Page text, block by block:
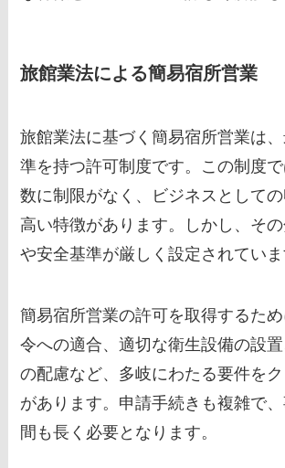
旅館業法による簡易宿所営業
旅館業法に基づく簡易宿所営業は
準を持つ許可制度です。この制度
数に制限がなく、ビジネスとして
高い特徴があります。しかし、そ
や安全基準が厳しく設定されていま
簡易宿所営業の許可を取得するた
令への適合、適切な衛生設備の設
の配慮など、多岐にわたる要件を
があります。申請手続きも複雑で
間も長く必要となります。